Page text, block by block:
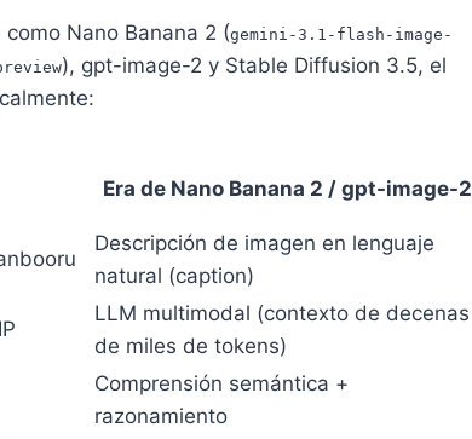
Nano Banana 2 (gemini-3.1-flash-image-
), gpt-image-2 y Stable Diffusion 3.5, el
Era de Nano Banana 2 / gpt-image-2
Descripción de imagen en lenguaje
natural (caption)
LLM multimodal (contexto de decenas
de miles de tokens)
Comprensión semántica +
razonamiento